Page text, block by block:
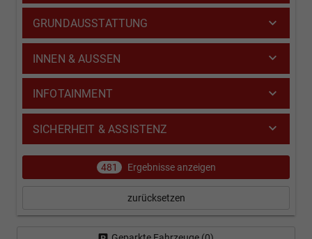
GRUNDAUSSTATTUNG
INNEN & AUSSEN
INFOTAINMENT
SICHERHEIT & ASSISTENZ
481 Ergebnisse anzeigen
zurücksetzen